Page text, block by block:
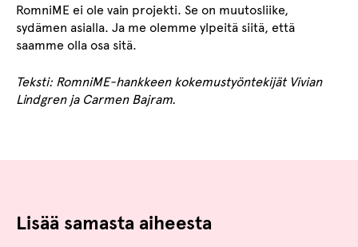
RomniME ei ole vain projekti. Se on muutosliike,
sydämen asialla. Ja me olemme ylpeitä siitä, että
saamme olla osa sitä.
Teksti: RomniME-hankkeen kokemustyöntekijät Vivian
Lindgren ja Carmen Bajram.
Lisää samasta aiheesta